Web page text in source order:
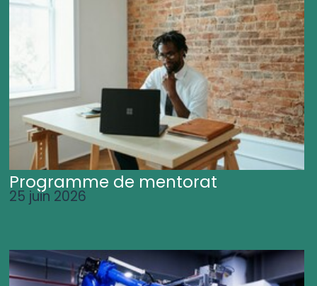
Programme de mentorat
25 juin 2026